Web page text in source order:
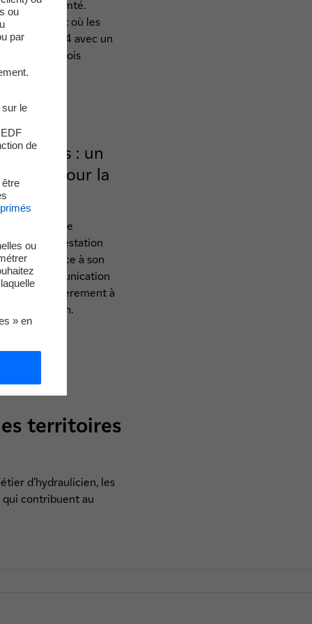
Franche-Comté.
multisport où les
équipe de 4 avec un
et trois
: un
pour la
à son actif, le
une manifestation
et qui, grâce à son
de communication
et particulièrement à
de l’Ain.
territoires
d’hydraulicien, les
qui contribuent au
ou
par
sur le
de
ou
» en